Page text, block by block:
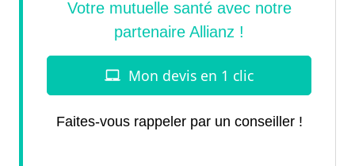
Faites-vous rappeler par un conseiller !